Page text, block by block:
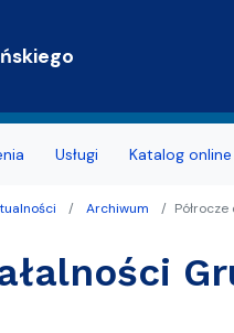
Open Access
Usługi Katalog online
Archiwum